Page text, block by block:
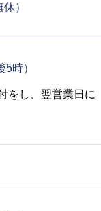
）
時）
をし、翌営業日に